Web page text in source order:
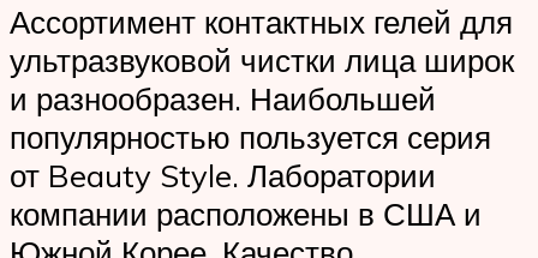
Ассортимент контактных гелей для
ультразвуковой чистки лица широк
и разнообразен. Наибольшей
популярностью пользуется серия
от Beauty Style. Лаборатории
компании расположены в США и